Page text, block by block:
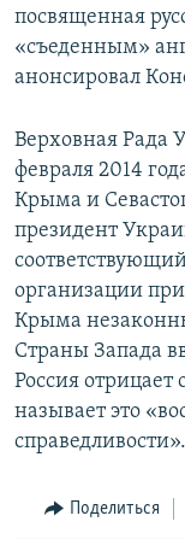
посвященная
«съеденным»
анонсировал
Верховная Рада
февраля 2014
Крыма и
президент
организации
Крыма
Страны Запада
Россия отрицает
называет это
справедливости».
Поделиться